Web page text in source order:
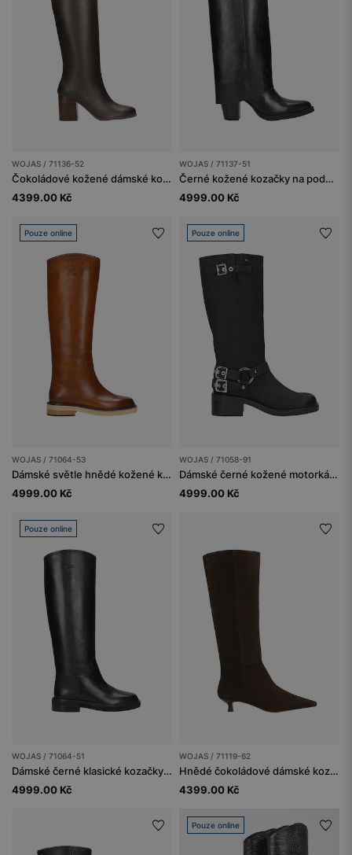
WOJAS / 71136-52
Čokoládové kožené dámské kozačky na sloupku
4399.00 Kč
WOJAS / 71137-51
Černé kožené kozačky na podpatku se širokým holínkem
4999.00 Kč
Pouze online
WOJAS / 71064-53
Dámské světle hnědé kožené kozačky jezdeckého typu
4999.00 Kč
Pouze online
WOJAS / 71058-91
Dámské černé kožené motorkářské kozačky
4999.00 Kč
Pouze online
WOJAS / 71064-51
Dámské černé klasické kozačky z hladké kůže
4999.00 Kč
WOJAS / 71119-62
Hnědé čokoládové dámské kozačky na nízkém podpatku
4399.00 Kč
Pouze online